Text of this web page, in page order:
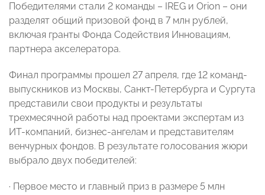
Победителями стали 2 команды – IREG и Orion – они
разделят общий призовой фонд в 7 млн рублей,
включая гранты Фонда Содействия Инновациям,
партнера акселератора.
Финал программы прошел 27 апреля, где 12 команд-
выпускников из Москвы, Санкт-Петербурга и Сургута
представили свои продукты и результаты
трехмесячной работы над проектами экспертам из
ИТ-компаний, бизнес-ангелам и представителям
венчурных фондов. В результате голосования жюри
выбрало двух победителей:
· Первое место и главный приз в размере 5 млн